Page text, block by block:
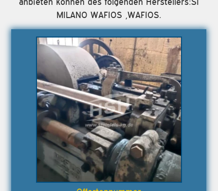
MILANO WAFIOS ,WAFIOS.